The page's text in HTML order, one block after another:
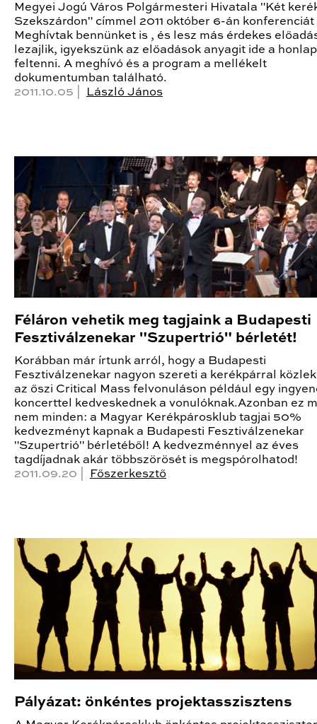
Megyei Jogú Város Polgármesteri Hivatala "Két
Szekszárdon" címmel 2011 október 6-án
Meghívtak bennünket is , és lesz más érdekes
lezajlik, igyekszünk az előadások anyagit ide a
feltenni. A meghívó és a program a mellékelt
dokumentumban található.
2011.10.05 |
László János
Féláron vehetik meg tagjaink a Budapesti
Fesztiválzenekar "Szupertrió" bérletét!
Korábban már írtunk arról, hogy a Budapesti
Fesztiválzenekar nagyon szereti a kerékpárral
az őszi Critical Mass felvonuláson például egy
koncerttel kedveskednek a vonulóknak.Azonban ez
nem minden: a Magyar Kerékpárosklub tagjai 50%
kedvezményt kapnak a Budapesti Fesztiválzenekar
"Szupertrió" bérletéből! A kedvezménnyel az éves
tagdíjadnak akár többszörösét is megspórolhatod!
2011.09.20 |
Főszerkesztő
Pályázat: önkéntes projektasszisztens